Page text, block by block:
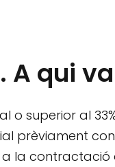
A qui
o superior al
prèviament
la contractació